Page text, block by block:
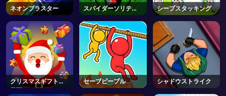
ネオンブラスター
スパイダーソリティ
ア2
シープスタッキング
クリスマスギフトの
落下
セーブピープル シャドウストライク